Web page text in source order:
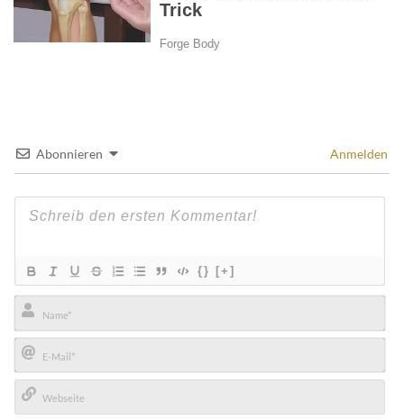
Abonnieren Anmelden
{} [+]
Name*
E-
Mail*